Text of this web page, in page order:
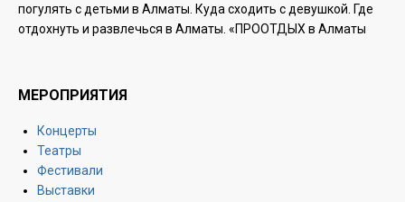
погулять с детьми в Алматы. Куда сходить с девушкой. Где
отдохнуть и развлечься в Алматы. «ПРООТДЫХ в Алматы
МЕРОПРИЯТИЯ
Концерты
Театры
Фестивали
Выставки